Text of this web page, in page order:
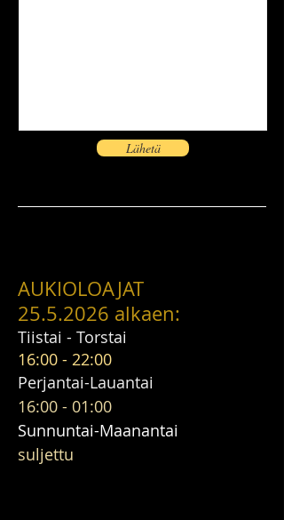
Lähetä
AUKIOLOAJAT
25.5.2026 alkaen:
Tiistai - Torstai
16:00 - 22:00
Perjantai-Lauantai
16:00 - 01:00
Sunnuntai-Maanantai
suljettu